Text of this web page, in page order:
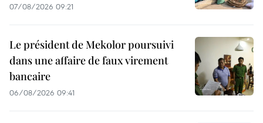
07/08/2026 09:21
Le président de Mekolor poursuivi
dans une affaire de faux virement
bancaire
06/08/2026 09:41